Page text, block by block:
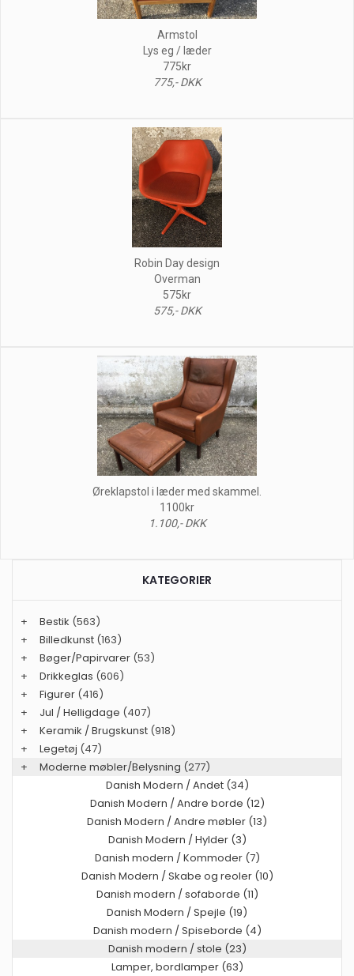
Armstol
Lys eg / læder
775kr
775,- DKK
Robin Day design
Overman
575kr
575,- DKK
Øreklapstol i læder med skammel.
1100kr
1.100,- DKK
KATEGORIER
+ Bestik (563)
+
Billedkunst (163)
+
Bøger/Papirvarer (53)
+
Drikkeglas (606)
+
Figurer (416)
+
Jul / Helligdage (407)
+
Keramik / Brugskunst (918)
+
Legetøj (47)
+
Moderne møbler/Belysning (277)
Danish Modern / Andet (34)
Danish Modern / Andre borde (12)
Danish Modern / Andre møbler (13)
Danish Modern / Hylder (3)
Danish modern / Kommoder (7)
Danish Modern / Skabe og reoler (10)
Danish modern / sofaborde (11)
Danish Modern / Spejle (19)
Danish modern / Spiseborde (4)
Danish modern / stole (23)
Lamper, bordlamper (63)